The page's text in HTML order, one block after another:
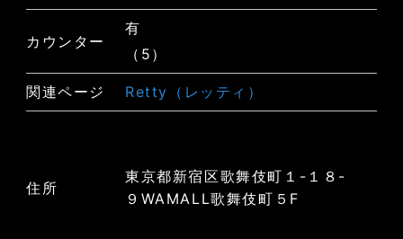
カウンター
有
（5）
関連ページ Retty（レッティ）
住所
東京都新宿区歌舞伎町１-１８-
９WAMALL歌舞伎町５F